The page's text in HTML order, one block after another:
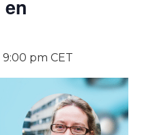
9:00 pm CET